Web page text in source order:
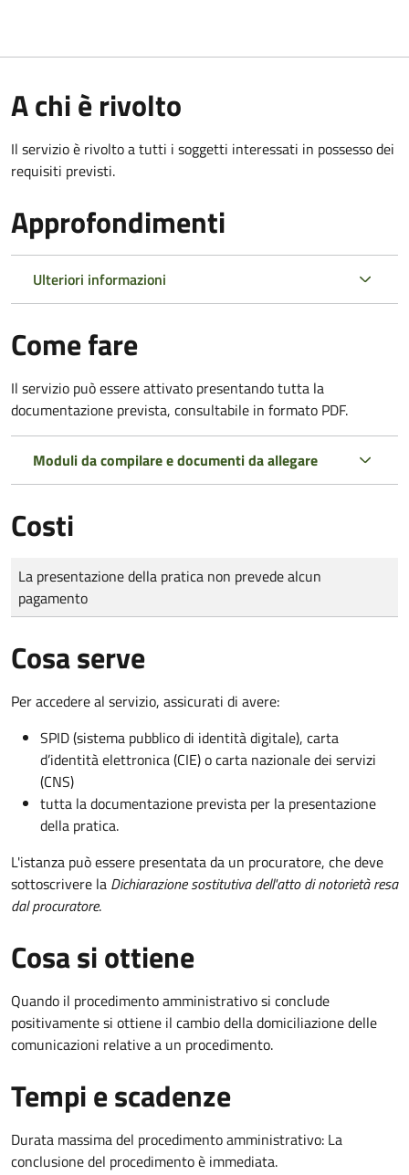
A chi è rivolto
Il servizio è rivolto a tutti i soggetti interessati in possesso dei
requisiti previsti.
Approfondimenti
Ulteriori informazioni
Come fare
Il servizio può essere attivato presentando tutta la
documentazione prevista, consultabile in formato PDF.
Moduli da compilare e documenti da allegare
Costi
Tipo di pagamento
Importo
La presentazione della pratica non prevede alcun
pagamento
Cosa serve
Per accedere al servizio, assicurati di avere:
SPID (sistema pubblico di identità digitale), carta
d’identità elettronica (CIE) o carta nazionale dei servizi
(CNS)
tutta la documentazione prevista per la presentazione
della pratica.
L'istanza può essere presentata da un procuratore, che deve
sottoscrivere la Dichiarazione sostitutiva dell'atto di notorietà resa
dal procuratore.
Cosa si ottiene
Quando il procedimento amministrativo si conclude
positivamente si ottiene il cambio della domiciliazione delle
comunicazioni relative a un procedimento.
Tempi e scadenze
Durata massima del procedimento amministrativo: La
conclusione del procedimento è immediata.